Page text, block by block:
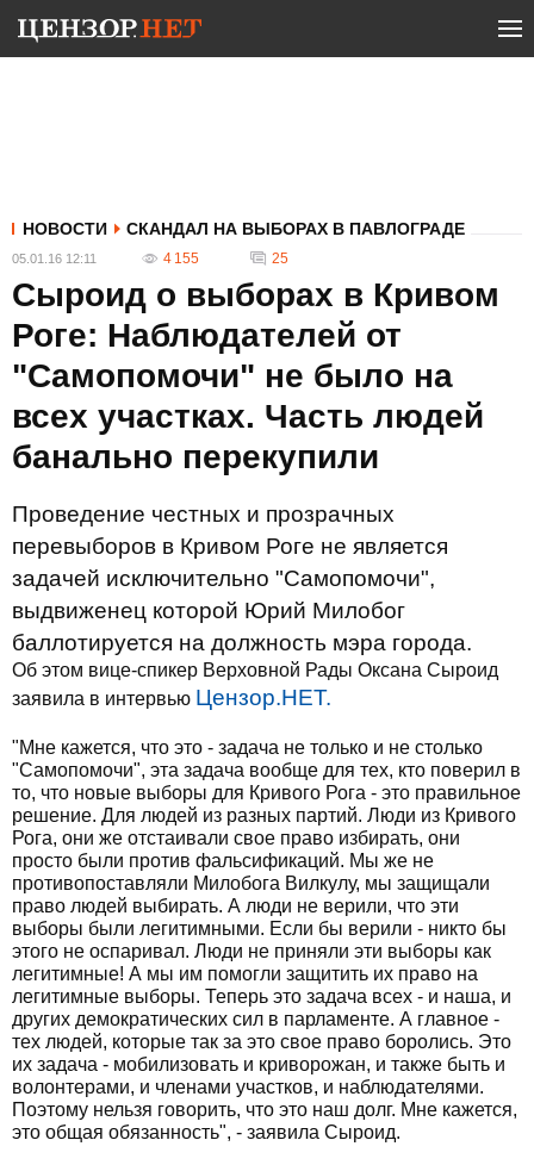
НОВОСТИ СКАНДАЛ НА ВЫБОРАХ В ПАВЛОГРАДЕ
05.01.16 12:11 4 155 25
Сыроид о выборах в Кривом
Роге: Наблюдателей от
"Самопомочи" не было на
всех участках. Часть людей
банально перекупили
Проведение честных и прозрачных
перевыборов в Кривом Роге не является
задачей исключительно "Самопомочи",
выдвиженец которой Юрий Милобог
баллотируется на должность мэра города.
Об этом вице-спикер Верховной Рады Оксана Сыроид
заявила в интервью Цензор.НЕТ.
"Мне кажется, что это - задача не только и не столько
"Самопомочи", эта задача вообще для тех, кто поверил в
то, что новые выборы для Кривого Рога - это правильное
решение. Для людей из разных партий. Люди из Кривого
Рога, они же отстаивали свое право избирать, они
просто были против фальсификаций. Мы же не
противопоставляли Милобога Вилкулу, мы защищали
право людей выбирать. А люди не верили, что эти
выборы были легитимными. Если бы верили - никто бы
этого не оспаривал. Люди не приняли эти выборы как
легитимные! А мы им помогли защитить их право на
легитимные выборы. Теперь это задача всех - и наша, и
других демократических сил в парламенте. А главное -
тех людей, которые так за это свое право боролись. Это
их задача - мобилизовать и криворожан, и также быть и
волонтерами, и членами участков, и наблюдателями.
Поэтому нельзя говорить, что это наш долг. Мне кажется,
это общая обязанность", - заявила Сыроид.